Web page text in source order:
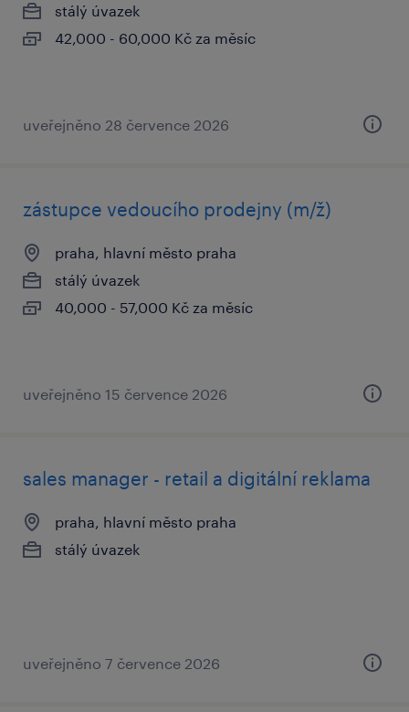
stálý úvazek
42,000 - 60,000 Kč za měsíc
uveřejněno 28 července 2026
zástupce vedoucího prodejny (m/ž)
praha, hlavní město praha
stálý úvazek
40,000 - 57,000 Kč za měsíc
uveřejněno 15 července 2026
sales manager - retail a digitální reklama
praha, hlavní město praha
stálý úvazek
uveřejněno 7 července 2026